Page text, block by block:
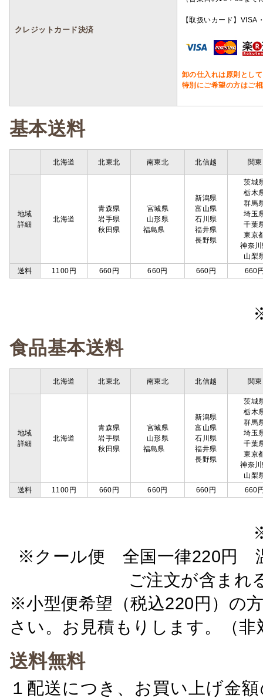
クレジットカード決済
【取扱いカード】
卸の仕入れは原則とし
特別にご希望の方はご
基本送料
北海道 北東北 南東北 北信越 関東
地域
詳細
北海道
青森県
岩手県
秋田県
宮城県
山形県
福島県
新潟県
富山県
石川県
福井県
長野県
茨城
栃木
群馬
埼玉
千葉
東京
神奈
山梨
送料
1100円 660円 660円 660円 660
食品基本送料
北海道 北東北 南東北 北信越 関東
地域
詳細
北海道
青森県
岩手県
秋田県
宮城県
山形県
福島県
新潟県
富山県
石川県
福井県
長野県
茨城
栃木
群馬
埼玉
千葉
東京
神奈
山梨
送料
1100円 660円 660円 660円 660
※クール便 全国一律220円
ご注文が含ま
※小型便希望（税込220円）の
さい。お見積もりします。（非
送料無料
１配送につき、お買い上げ金